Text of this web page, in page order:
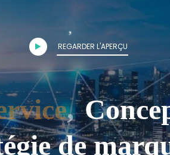
REGARDER L'APERÇU
,
de